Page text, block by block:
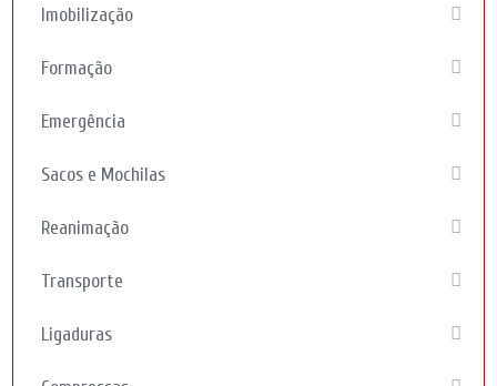
Imobilização
Formação
Emergência
Sacos e Mochilas
Reanimação
Transporte
Ligaduras